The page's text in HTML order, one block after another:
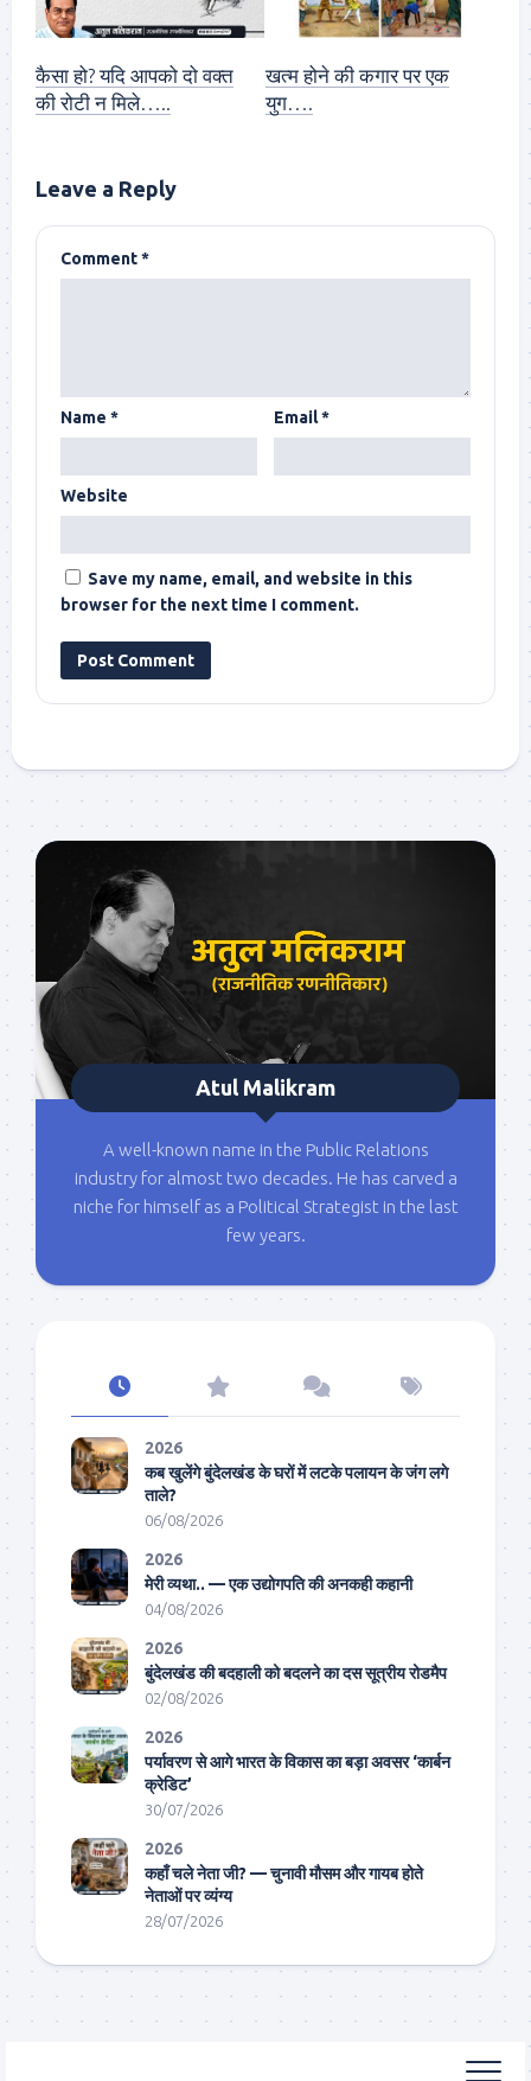
कैसा हो? यदि आपको दो वक्त
की रोटी न मिले…..
खत्म होने की कगार पर एक
युग….
Leave a Reply
Comment*
Name * Email*
Website
Save my name, email, and website in this
browser for the next time I comment.
Atul Malikram
A well-known name in the Public Relations
industry for almost two decades. He has carved a
niche for himself as a Political Strategist in the last
few years.
2026
कब खुलेंगे बुंदेलखंड के घरों में लटके पलायन के जंग लगे
ताले?
06/08/2026
2026
मेरी व्यथा.. — एक उद्योगपति की अनकही कहानी
04/08/2026
2026
बुंदेलखंड की बदहाली को बदलने का दस सूत्रीय रोडमैप
02/08/2026
2026
पर्यावरण से आगे भारत के विकास का बड़ा अवसर ‘कार्बन
क्रेडिट’
30/07/2026
2026
कहाँ चले नेता जी? — चुनावी मौसम और गायब होते
नेताओं पर व्यंग्य
28/07/2026